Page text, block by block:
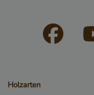
Holzarten
_csrf